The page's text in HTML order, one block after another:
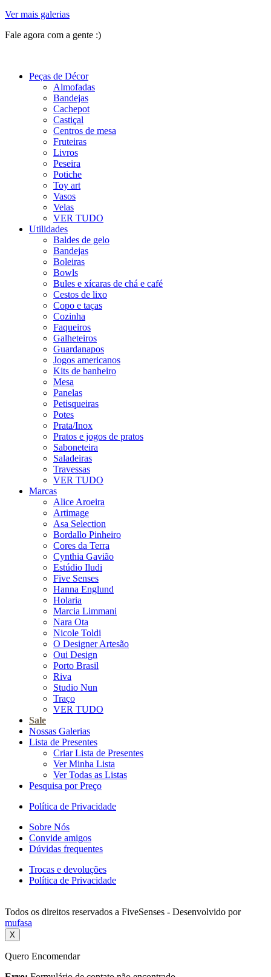
Ver mais galerias
Fale agora com a gente :)
Peças de Décor
Almofadas
Bandejas
Cachepot
Castiçal
Centros de mesa
Fruteiras
Livros
Peseira
Potiche
Toy art
Vasos
Velas
VER TUDO
Utilidades
Baldes de gelo
Bandejas
Boleiras
Bowls
Bules e xícaras de chá e café
Cestos de lixo
Copo e taças
Cozinha
Faqueiros
Galheteiros
Guardanapos
Jogos americanos
Kits de banheiro
Mesa
Panelas
Petisqueiras
Potes
Prata/Inox
Pratos e jogos de pratos
Saboneteira
Saladeiras
Travessas
VER TUDO
Marcas
Alice Aroeira
Artimage
Asa Selection
Bordallo Pinheiro
Cores da Terra
Cynthia Gavião
Estúdio Iludi
Five Senses
Hanna Englund
Holaria
Marcia Limmani
Nara Ota
Nicole Toldi
O Designer Artesão
Oui Design
Porto Brasil
Riva
Studio Nun
Traço
VER TUDO
Sale
Nossas Galerias
Lista de Presentes
Criar Lista de Presentes
Ver Minha Lista
Ver Todas as Listas
Pesquisa por Preço
Política de Privacidade
Sobre Nós
Convide amigos
Dúvidas frequentes
Trocas e devoluções
Política de Privacidade
Todos os direitos reservados a FiveSenses - Desenvolvido por
mufasa
X
Quero Encomendar